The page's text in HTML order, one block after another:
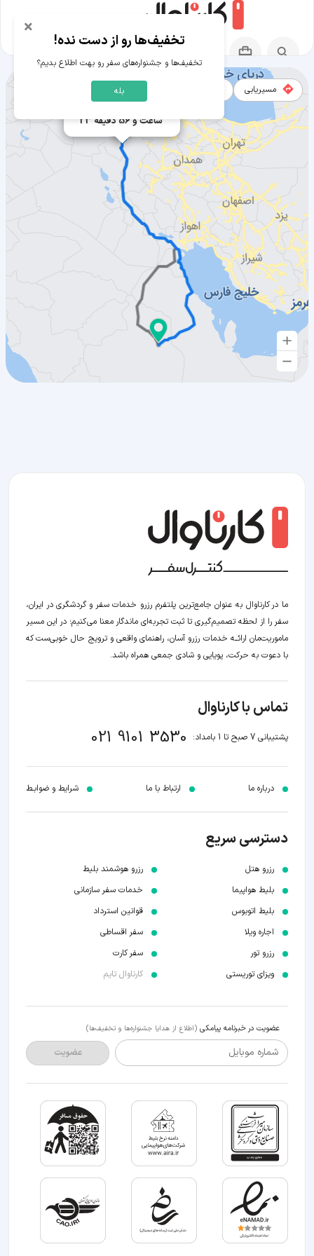
23 ساعت و 56 دقیقه
مسیریابی
مسیر ریاض به ارومیه
ما در کارناوال به عنوان جامع‌ترین پلتفرم رزرو خدمات سفر و گردشگری در ایران،
سفر را از لحظه‌ تصمیم‌گیری تا ثبت تجربه‌ای ماندگار معنا می‌کنیم؛ در این مسیر‍
ماموریت‌مان اراﺋــﻪ خدمات رزرو آسان، راهنمای واقعی و ترویج حال خوبی‌ست که
با دعوت به حرکت، پویایی و شادی جمعی همراه باشد.
تماس با کارناوال
پشتیبانی 7 صبح تا 1 بامداد: 021 9101 3530
درباره ما ارتباط با ما شرایط و ضوابـط
دسترسی سریع
رزرو هتل
بلیط هواپیما
بلیط اتوبوس
اجاره ویلا
رزرو تور
ویزای توریستی
رزرو هوشمند بلیط
خدمات سفر سازمانی
قوانین استرداد
سفر اقساطی
سفر کارت
کارناوال تایم
عضویت در خبرنامه پیامکی (اطلاع از هدایا جشنواره‌ها و تخفیف‌ها)
شماره موبایل عضویت
× تخفیف‌ها رو از دست نده!
تخفیف‌ها و جشنواره‌های سفر رو بهت اطلاع بدیم؟
بله